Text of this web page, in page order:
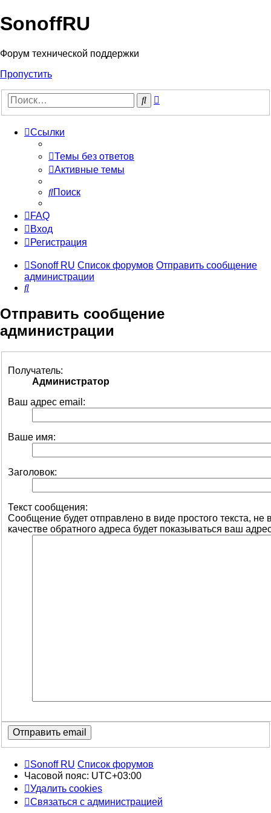
SonoffRU
Форум технической поддержки
Пропустить
Поиск
Ссылки
Темы без ответов
Активные темы
Поиск
FAQ
Вход
Регистрация
Sonoff RU Список форумов Отправить сообщение
администрации
Поиск
Отправить сообщение
администрации
Получатель:
Администратор
Ваш адрес email:
Ваше имя:
Заголовок:
Текст сообщения:
Сообщение будет отправлено в виде простого текста,
качестве обратного адреса будет показываться ваш
Sonoff RU Список форумов
Часовой пояс: UTC+03:00
Удалить cookies
Связаться с администрацией